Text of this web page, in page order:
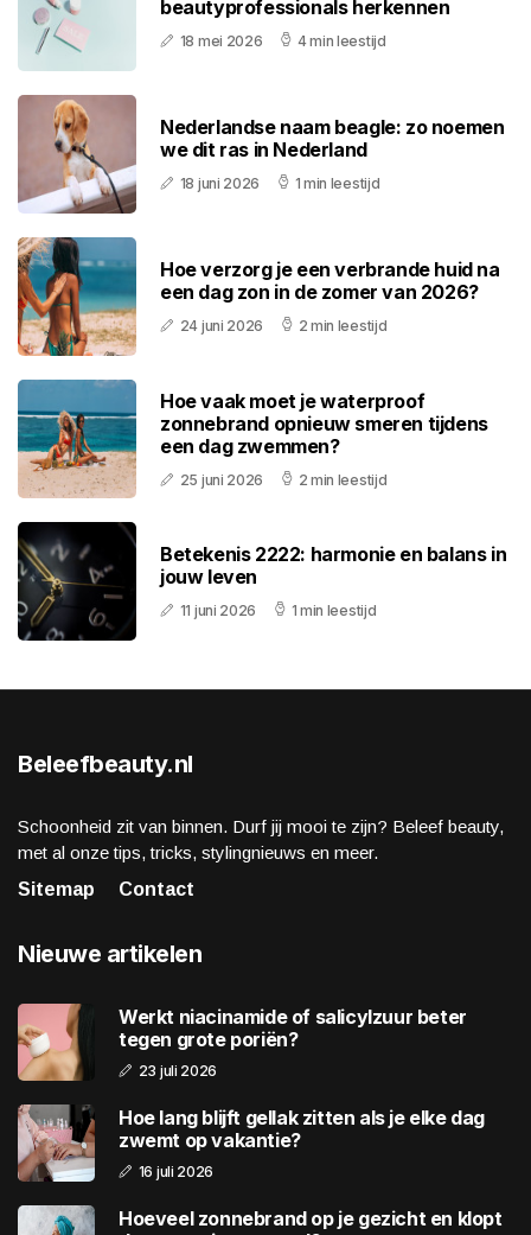
beautyprofessionals herkennen
18 mei 2026 4 min leestijd
Nederlandse naam beagle: zo noemen
we dit ras in Nederland
18 juni 2026 1 min leestijd
Hoe verzorg je een verbrande huid na
een dag zon in de zomer van 2026?
24 juni 2026 2 min leestijd
Hoe vaak moet je waterproof
zonnebrand opnieuw smeren tijdens
een dag zwemmen?
25 juni 2026 2 min leestijd
Betekenis 2222: harmonie en balans in
jouw leven
11 juni 2026 1 min leestijd
Beleefbeauty.nl
Schoonheid zit van binnen. Durf jij mooi te zijn? Beleef beauty,
met al onze tips, tricks, stylingnieuws en meer.
Sitemap
Contact
Nieuwe artikelen
Werkt niacinamide of salicylzuur beter
tegen grote poriën?
23 juli 2026
Hoe lang blijft gellak zitten als je elke dag
zwemt op vakantie?
16 juli 2026
Hoeveel zonnebrand op je gezicht en klopt